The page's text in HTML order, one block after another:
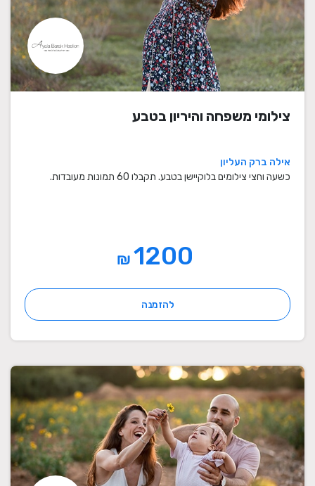
צילומי משפחה והיריון בטבע
אילה ברק העליון
כשעה וחצי צילומים בלוקיישן בטבע. תקבלו 60 תמונות מעובדות.
₪
להזמנה